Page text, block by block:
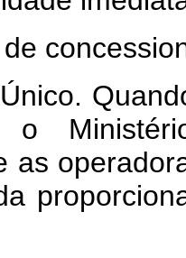
Quando
o
as